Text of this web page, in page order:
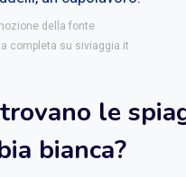
della fonte
completa su siviaggia.it
le
bianca?